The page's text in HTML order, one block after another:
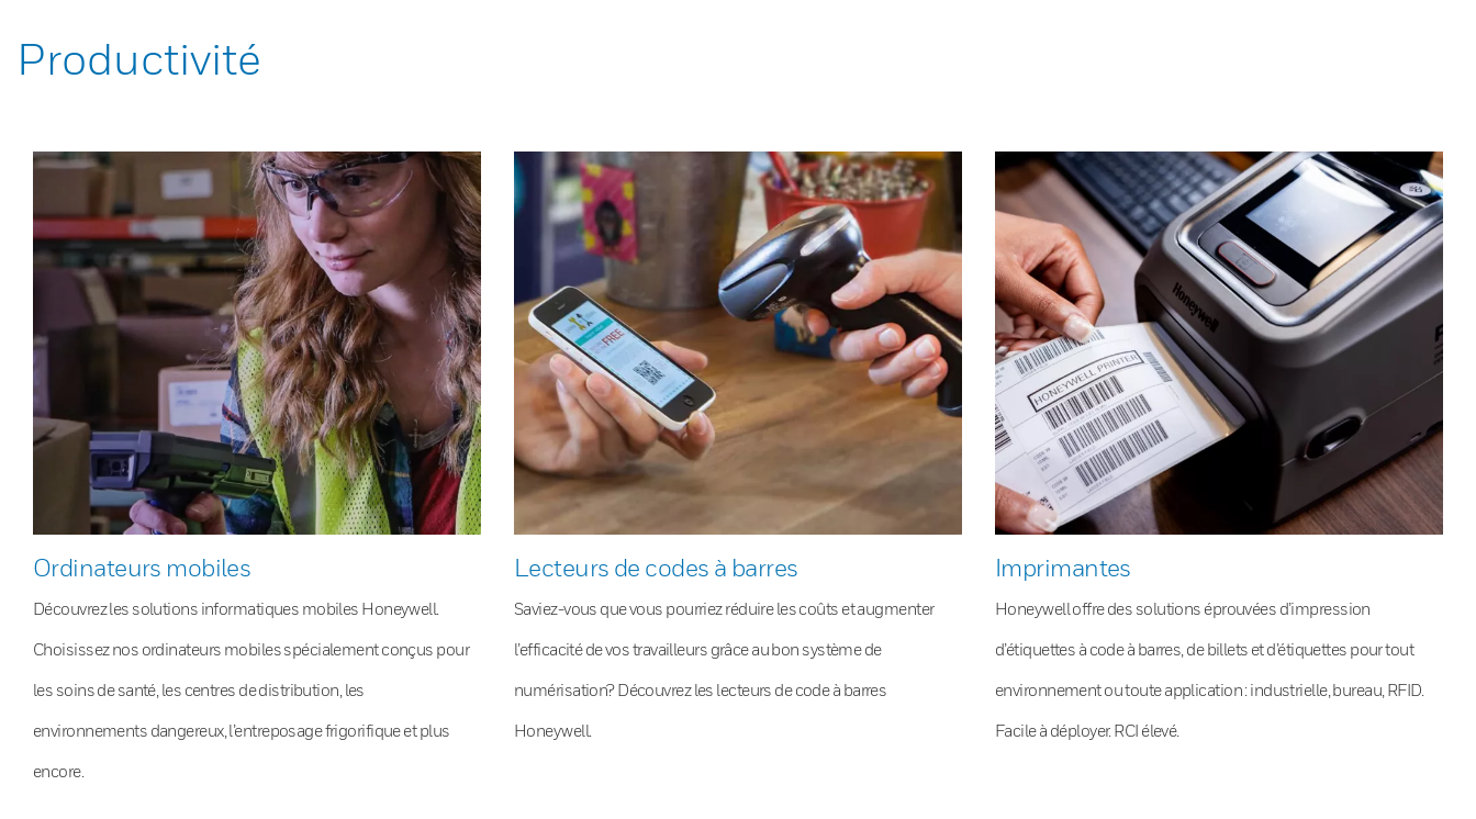
Productivité
Ordinateurs mobiles
Découvrez les solutions informatiques mobiles Honeywell.
Choisissez nos ordinateurs mobiles spécialement conçus pour
les soins de santé, les centres de distribution, les
environnements dangereux, l’entreposage frigorifique et plus
encore.
Lecteurs de codes à barres
Saviez-vous que vous pourriez réduire les coûts et augmenter
l’efficacité de vos travailleurs grâce au bon système de
numérisation? Découvrez les lecteurs de code à barres
Honeywell.
Imprimantes
Honeywell offre des solutions éprouvées d’impression
d’étiquettes à code à barres, de billets et d’étiquettes pour tout
environnement ou toute application : industrielle, bureau, RFID.
Facile à déployer. RCI élevé.